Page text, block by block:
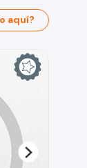
aquí?